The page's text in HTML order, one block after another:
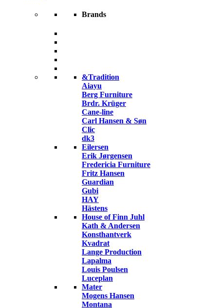
Brands
&Tradition
Aiayu
Berg Furniture
Brdr. Krüger
Cane-line
Carl Hansen & Søn
Clic
dk3
Eilersen
Erik Jørgensen
Fredericia Furniture
Fritz Hansen
Guardian
Gubi
HAY
Hästens
House of Finn Juhl
Kath & Andersen
Konsthantverk
Kvadrat
Lange Production
Lapalma
Louis Poulsen
Luceplan
Mater
Mogens Hansen
Montana